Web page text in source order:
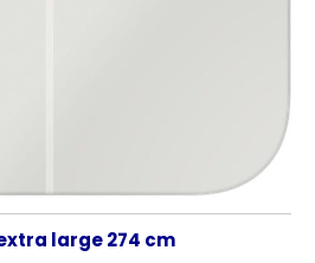
large 274 cm